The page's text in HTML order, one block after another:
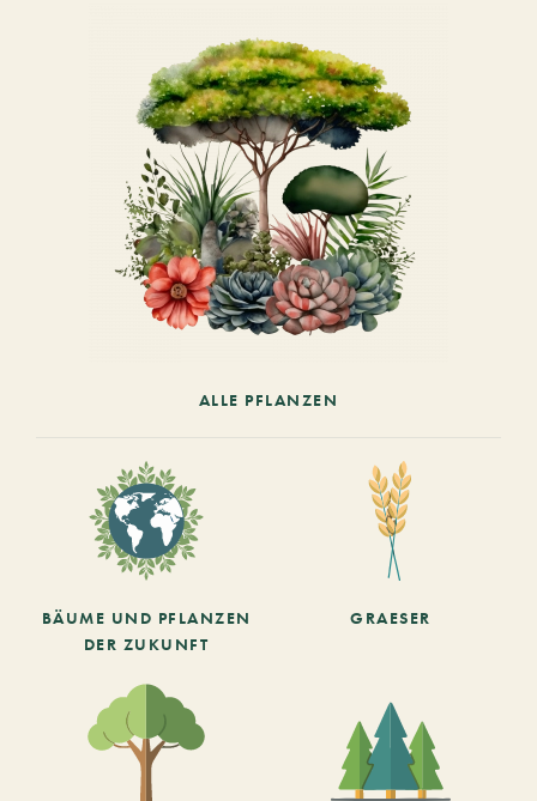
ALLE PFLANZEN
BÄUME UND PFLANZEN
DER ZUKUNFT
GRAESER